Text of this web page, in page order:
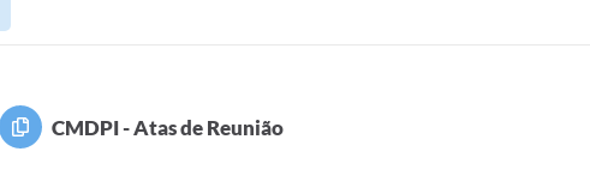
CMDPI - Atas de Reunião